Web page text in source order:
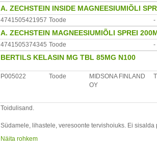
Koostis: kaltsiumkarbonaat, magneesiumoksiid,
hüdroksüpropüülmetüültselluloos, tsinkoksiid,
naatriumkarboksümetüültselluloos, kolekaltsiferool.
Päritolumaa: Suurbritannia
Maaletooja: OÜ Allium UPI, Vae 16, 76401 Laagri,
A. ZECHSTEIN INSIDE MAGNEESIUMIÕLI
4741505421957 Toode -
A. ZECHSTEIN MAGNEESIUMIÕLI SPREI
4741505374345 Toode -
BERTILS KELASIN MG TBL 85MG N100
P005022 Toode
MIDSONA FINLAND
OY
Toidulisand.
Südamele, lihastele, veresoonte tervishoiuks. Ei
Päevane annus (4 tabletti) sisaldab: magneesium 340
Näita rohkem